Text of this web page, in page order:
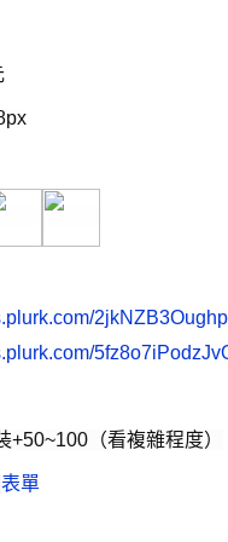
+50~100（看複雜程度）
單